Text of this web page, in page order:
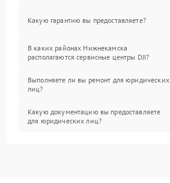
Какую гарантию вы предоставляете?
В каких районах Нижнекамска
располагаются сервисные центры DJI?
Выполняете ли вы ремонт для юридических
лиц?
Какую документацию вы предоставляете
для юридических лиц?